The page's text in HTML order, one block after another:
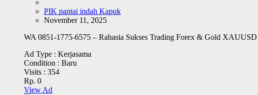
PIK pantai indah Kapuk
November 11, 2025
WA 0851-1775-6575 – Rahasia Sukses Trading Forex & Gold
Ad Type : Kerjasama
Condition : Baru
Visits : 354
Rp. 0
View Ad